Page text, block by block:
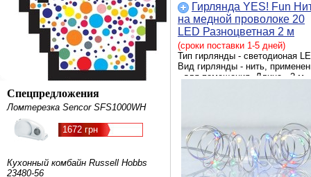
Спецпредложения
Ломтерезка Sencor SFS1000WH
1672 грн
Кухонный комбайн Russell Hobbs
23480-56
Гирлянда YES! Fun
на медной проволоке 20
LED Разноцветная 2 м
Статичная На батарейках
(975022)
(сроки поставки 1-5 дней)
Тип гирлянды - светодионая
Вид гирлянды - нить,
- для помещения, Длина - 2 м